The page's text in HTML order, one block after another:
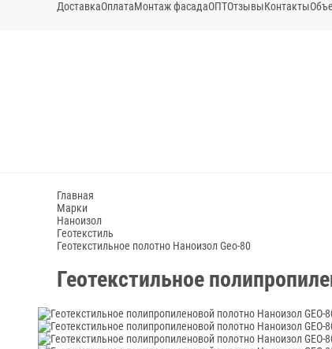
ДоставкаОплатаМонтаж фасадаОПТОтзывыКонтакты
Главная
Марки
Наноизол
Геотекстиль
Геотекстильное полотно Наноизол Geo-80
Геотекстильное